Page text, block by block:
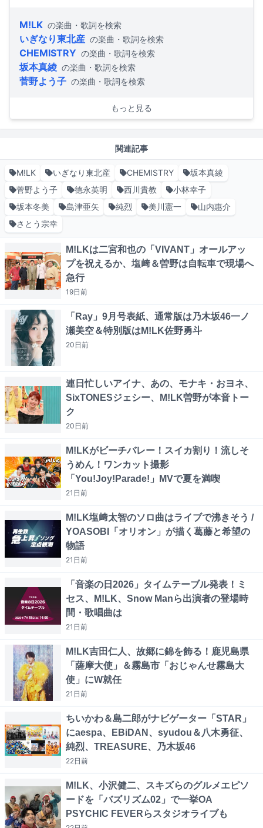
M!LK の楽曲・歌詞を検索
いぎなり東北産 の楽曲・歌詞を検索
CHEMISTRY の楽曲・歌詞を検索
坂本真綾 の楽曲・歌詞を検索
菅野よう子 の楽曲・歌詞を検索
もっと見る
関連記事
M!LK いぎなり東北産 CHEMISTRY
坂本真綾
菅野よう子
德永英明 西川貴教
小林幸子
坂本冬美
島津亜矢 純烈 美川憲一
山内惠介
さとう宗幸
M!LKは二宮和也の「VIVANT」オールアッ
プを祝えるか、塩﨑＆曽野は自転車で現場へ
急行
19日前
「Ray」9月号表紙、通常版は乃木坂46一ノ
瀬美空＆特別版はM!LK佐野勇斗
20日前
連日忙しいアイナ、あの、モナキ・おヨネ、
SixTONESジェシー、M!LK曽野が本音トー
ク
20日前
M!LKがビーチバレー！スイカ割り！流しそ
うめん！ワンカット撮影
「You!Joy!Parade!」MVで夏を満喫
21日前
M!LK塩﨑太智のソロ曲はライブで沸きそう /
YOASOBI「オリオン」が描く葛藤と希望の
物語
21日前
「音楽の日2026」タイムテーブル発表！ミ
セス、M!LK、Snow Manら出演者の登場時
間・歌唱曲は
21日前
M!LK吉田仁人、故郷に錦を飾る！鹿児島県
「薩摩大使」＆霧島市「おじゃんせ霧島大
使」にW就任
21日前
ちいかわ＆島二郎がナビゲーター「STAR」
にaespa、EBiDAN、syudou＆八木勇征、
純烈、TREASURE、乃木坂46
22日前
M!LK、小沢健二、スキズらのグルメエピソ
ードを「バズリズム02」で一挙OA
PSYCHIC FEVERらスタジオライブも